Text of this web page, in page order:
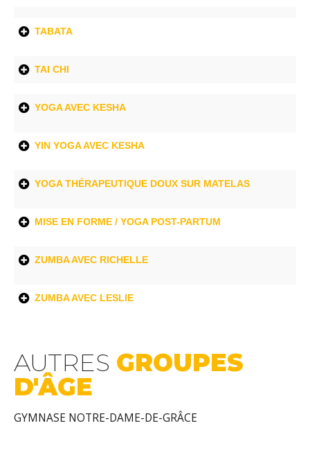
TABATA
TAI CHI
YOGA AVEC KESHA
YIN YOGA AVEC KESHA
YOGA THÉRAPEUTIQUE DOUX SUR MATELAS
MISE EN FORME / YOGA POST-PARTUM
ZUMBA AVEC RICHELLE
ZUMBA AVEC LESLIE
AUTRES GROUPES
D'ÂGE
GYMNASE NOTRE-DAME-DE-GRÂCE